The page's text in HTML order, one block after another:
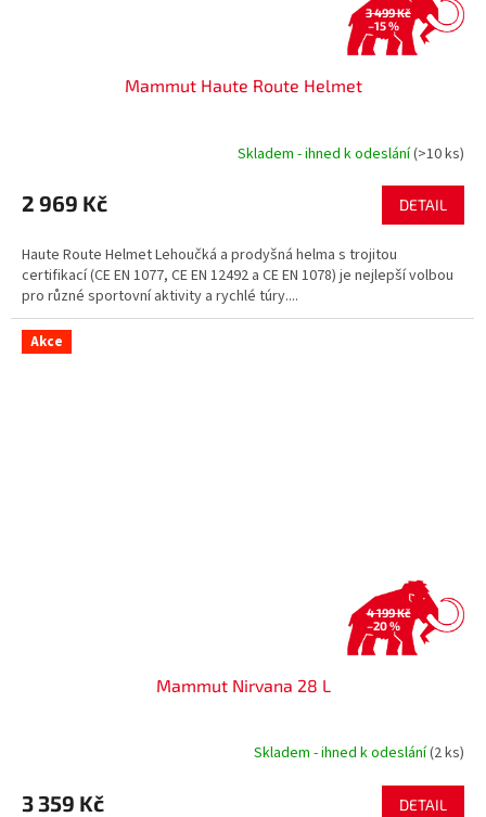
3 499 Kč
–15 %
Mammut Haute Route Helmet
Skladem - ihned k odeslání(>10 ks)
2 969 Kč DETAIL
Haute Route Helmet Lehoučká a prodyšná helma s trojitou
certifikací (CE EN 1077, CE EN 12492 a CE EN 1078) je nejlepší volbou
pro různé sportovní aktivity a rychlé túry....
Akce
4 199 Kč
–20 %
Mammut Nirvana 28 L
Skladem - ihned k odeslání(2 ks)
3 359 Kč DETAIL